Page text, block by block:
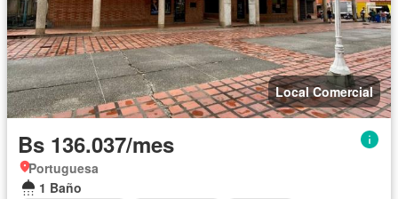
Local Comercial
Bs 136.037/mes
Portuguesa
1 Baño